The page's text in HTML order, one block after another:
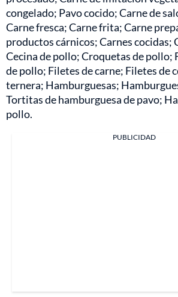
congelado; Pavo cocido; Carne de
Carne fresca; Carne frita; Carne
productos cárnicos; Carnes cocidas;
Cecina de pollo; Croquetas de pollo;
de pollo; Filetes de carne; Filetes de
ternera; Hamburguesas;
Tortitas de hamburguesa de pavo;
pollo.
PUBLICIDAD